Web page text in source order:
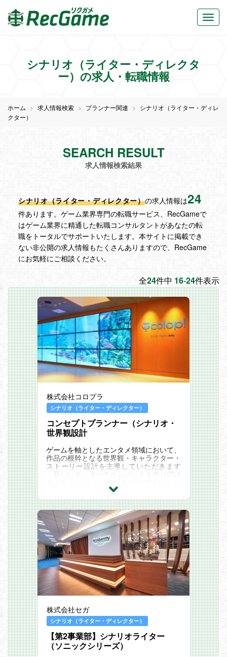
シナリオ（ライター・ディレクタ
ー）の求人・転職情報
ホーム 求人情報検索 プランナー関連
シナリオ（ライター・ディレ
クター）
SEARCH RESULT
求人情報検索結果
シナリオ（ライター・ディレクター）の求人情報は24
件あります。ゲーム業界専門の転職サービス、RecGameで
はゲーム業界に精通した転職コンサルタントがあなたの転
職をトータルでサポートいたします。本サイトに掲載でき
ない非公開の求人情報もたくさんありますので、RecGame
にお気軽にご相談ください。
全24件中 16-24件表示
株式会社コロプラ
シナリオ（ライター・ディレクター）
コンセプトプランナー（シナリオ・
世界観設計
ゲームを軸としたエンタメ領域において、
作品の根幹となる世界観・キャラクター・
ストーリー設計を主導していただきます
「新しいエンターテインメントを作り続け
て、シナリオ・コンセプトメイキングは最
も重要な要素...
株式会社セガ
シナリオ（ライター・ディレクター）
【第2事業部】シナリオライター
（ソニックシリーズ）